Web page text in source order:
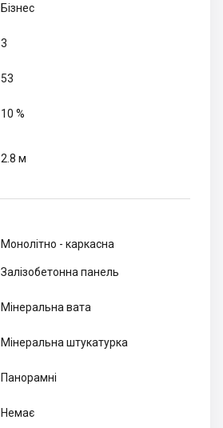
Бізнес
3
53
10 %
2.8 м
Монолітно - каркасна
Залізобетонна панель
Мінеральна вата
Мінеральна штукатурка
Панорамні
Немає